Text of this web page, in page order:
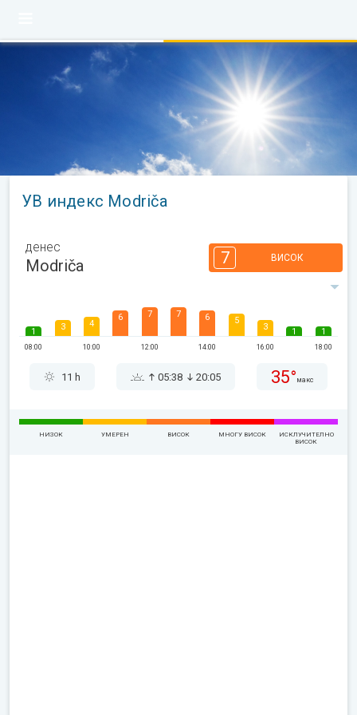
УВ индекс Modriča
денес
Modriča 7 ВИСОК
1
08:00
3 4
10:00
6 7
12:00
7 6
14:00
5
3
16:00
1 1
18:00
11 h 05:38 20:05 35° макс
НИЗОК УМЕРЕН ВИСОК МНОГУ ВИСОК
ИСКЛУЧИТЕЛНО
ВИСОК